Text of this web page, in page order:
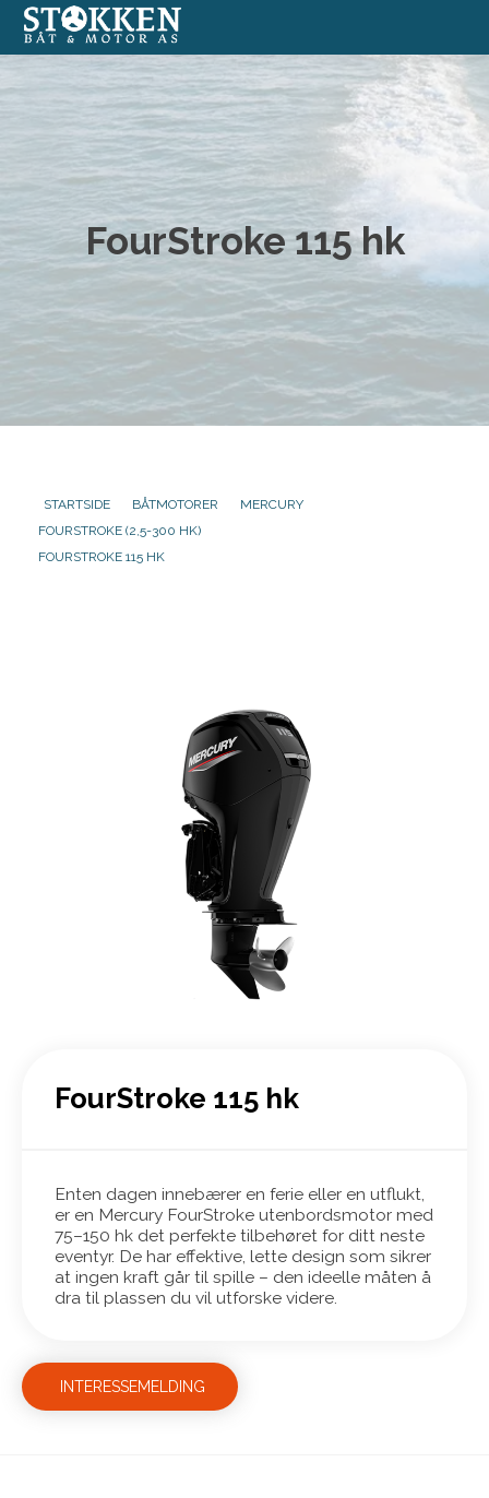
Båter
Annonserte båter
Båtverksted
Formidlingssalg
FourStroke 115 hk
STARTSIDE BÅTMOTORER
MERCURY
FOURSTROKE (2,5-300 HK)
FOURSTROKE 115 HK
FourStroke 115 hk
Enten dagen innebærer en ferie eller en utflukt,
er en Mercury FourStroke utenbordsmotor med
75–150 hk det perfekte tilbehøret for ditt neste
eventyr. De har effektive, lette design som sikrer
at ingen kraft går til spille – den ideelle måten å
dra til plassen du vil utforske videre.
INTERESSEMELDING